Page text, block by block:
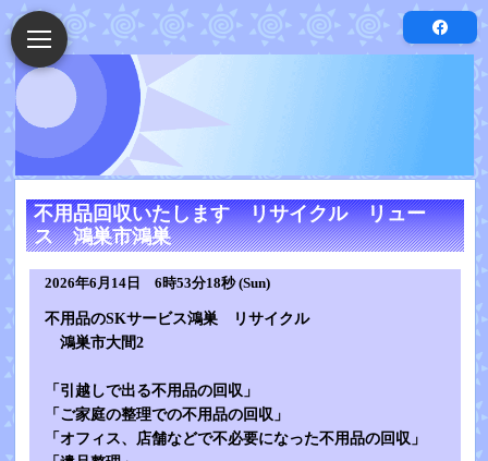
不用品回収いたします リサイクル リュー
ス 鴻巣市鴻巣
2026年6月14日 6時53分18秒 (Sun)
不用品のSKサービス鴻巣 リサイクル
鴻巣市大間2
「引越しで出る不用品の回収」
「ご家庭の整理での不用品の回収」
「オフィス、店舗などで不必要になった不用品の回収」